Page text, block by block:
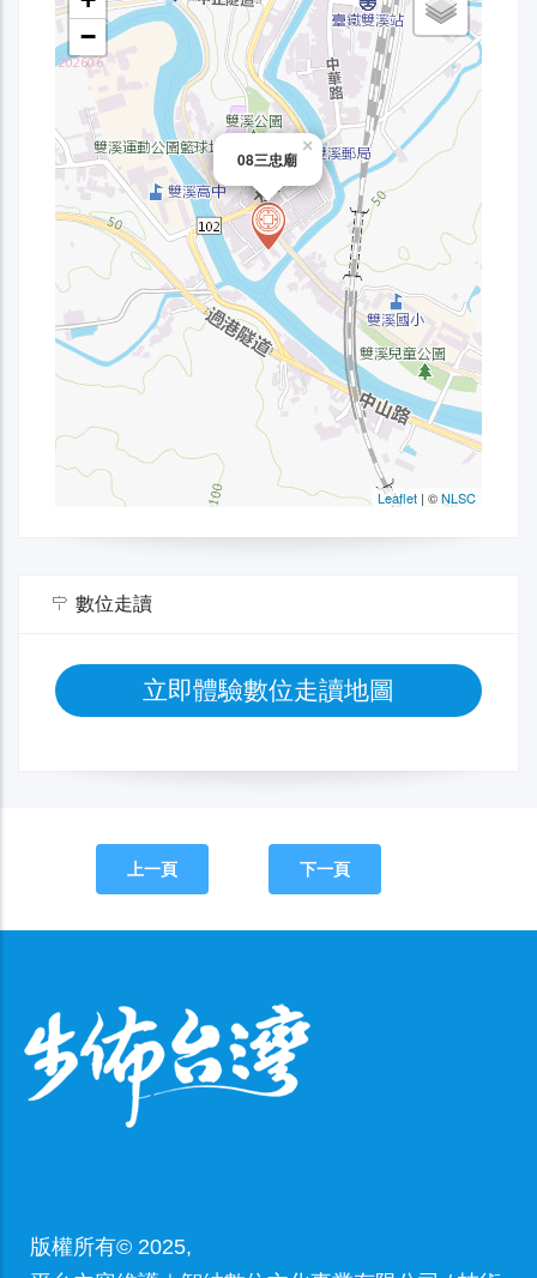
數位走讀
立即體驗數位走讀地圖
上一頁 下一頁
版權所有© 2025,